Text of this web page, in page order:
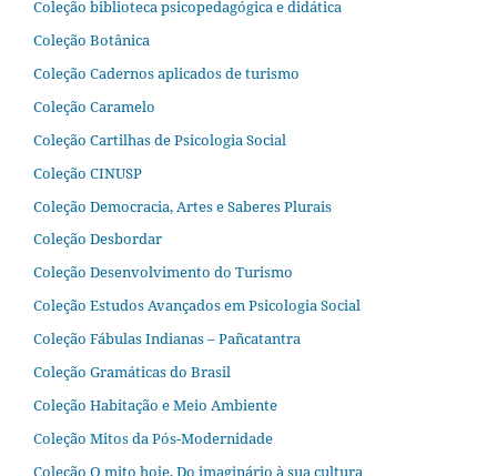
Coleção biblioteca psicopedagógica e didática
Coleção Botânica
Coleção Cadernos aplicados de turismo
Coleção Caramelo
Coleção Cartilhas de Psicologia Social
Coleção CINUSP
Coleção Democracia, Artes e Saberes Plurais
Coleção Desbordar
Coleção Desenvolvimento do Turismo
Coleção Estudos Avançados em Psicologia Social
Coleção Fábulas Indianas – Pañcatantra
Coleção Gramáticas do Brasil
Coleção Habitação e Meio Ambiente
Coleção Mitos da Pós-Modernidade
Coleção O mito hoje. Do imaginário à sua cultura